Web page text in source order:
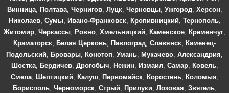
Винница, Полтава, Чернигов, Луцк, Черновцы, Ужгород, Херсон,
Николаев, Сумы, Ивано-Франковск, Кропивницкий, Тернополь,
Житомир, Черкассы, Ровно, Хмельницкий, Каменское, Кременчуг,
Краматорск, Белая Церковь, Павлоград, Славянск, Каменец-
Подольский, Бровары, Конотоп, Умань, Мукачево, Александрия,
Шостка, Бердичев, Дрогобыч, Нежин, Измаил, Самар, Ковель,
Смела, Шептицкий, Калуш, Первомайск, Коростень, Коломыя,
Борисполь, Черноморск, Стрый, Прилуки, Лозовая, Звягель,